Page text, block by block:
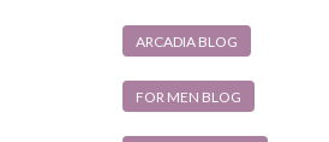
ARCADIA BLOG
FOR MEN BLOG